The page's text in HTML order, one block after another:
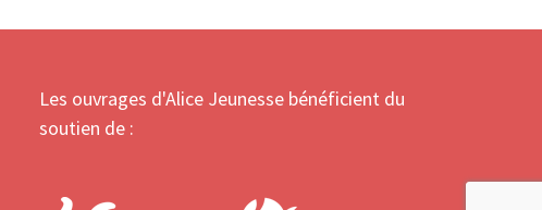
Les ouvrages d'Alice Jeunesse bénéficient du
soutien de :